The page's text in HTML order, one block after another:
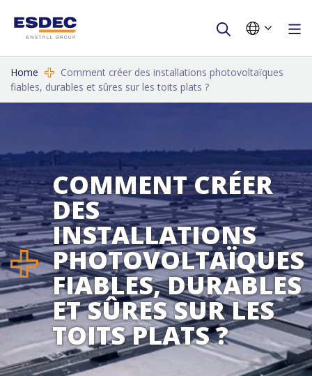
Home
Comment créer des installations photovoltaïques
fiables, durables et sûres sur les toits plats ?
COMMENT CRÉER
DES
INSTALLATIONS
PHOTOVOLTAÏQUES
FIABLES, DURABLES
ET SÛRES SUR LES
TOITS PLATS ?